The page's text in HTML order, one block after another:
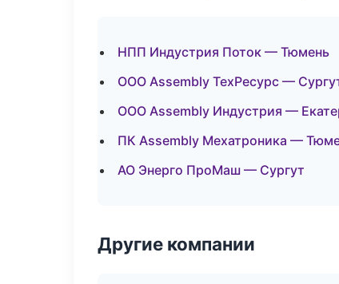
НПП Индустрия Поток — Тюмень
ООО Assembly ТехРесурс —
ООО Assembly Индустрия —
ПК Assembly Мехатроника —
АО Энерго ПроМаш — Сургут
Другие компании